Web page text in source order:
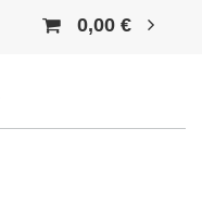
0,00 €